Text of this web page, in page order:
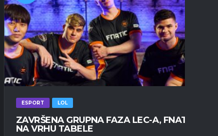
ESPORT LOL
ZAVRŠENA GRUPNA FAZA LEC-A, FNATIC
NA VRHU TABELE